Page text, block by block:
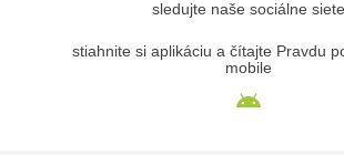
sledujte naše sociálne siete
stiahnite si aplikáciu a čítajte Pravdu
mobile